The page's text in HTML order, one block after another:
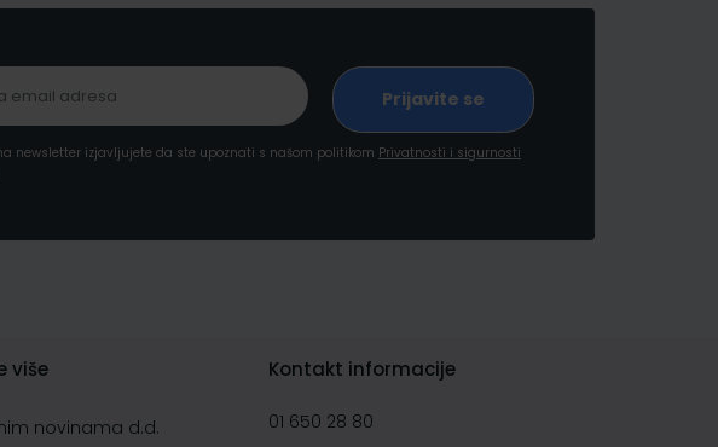
newsletter izjavljujete da ste upoznati s našom politikom Privatnosti i sigurnosti
više
novinama d.d.
Kontakt informacije
01 650 28 80